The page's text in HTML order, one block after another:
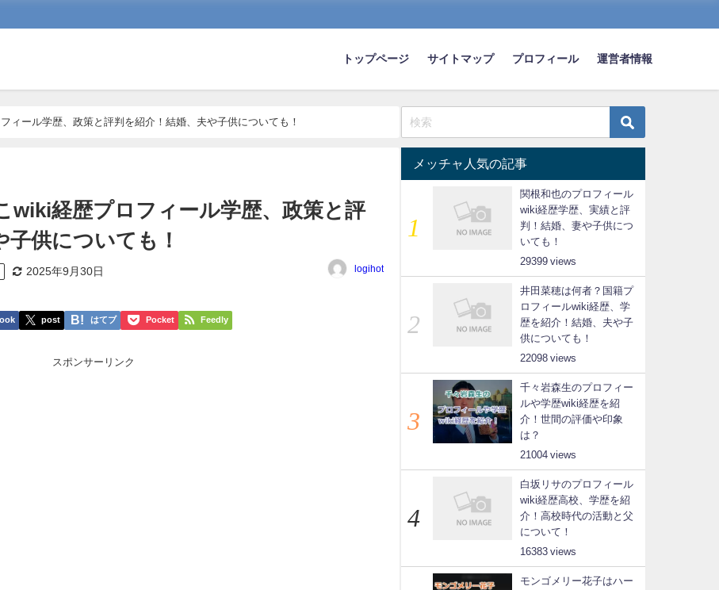
トップページ サイトマップ プロフィール 運営者情報
ィール学歴、政策と評判を紹介！結婚、夫や子供についても！
wiki経歴プロフィール学歴、政策と評
子供についても！
2025年9月30日 logihot
post はてブ Pocket Feedly
スポンサーリンク
メッチャ人気の記事
関根和也のプロフィール
wiki経歴学歴、実績と評
判！結婚、妻や子供につ
いても！
29399
井田菜穂は何者？国籍プ
ロフィールwiki経歴、学
歴を紹介！結婚、夫や子
供についても！
22098
千々岩森生のプロフィー
ルや学歴wiki経歴を紹
介！世間の評価や印象
は？
21004
白坂リサのプロフィール
wiki経歴高校、学歴を紹
介！高校時代の活動と父
について！
16383
モンゴメリー花子はハー